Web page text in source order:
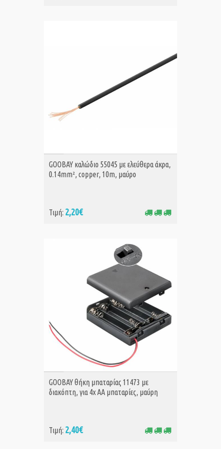
ΑΓΟΡΑ
GOOBAY καλώδιο 55045 με ελεύθερα άκρα,
0.14mm², copper, 10m, μαύρο
Τιμή: 2,20€
ΑΓΟΡΑ
GOOBAY θήκη μπαταρίας 11473 με
διακόπτη, για 4x AA μπαταρίες, μαύρη
Τιμή: 2,40€